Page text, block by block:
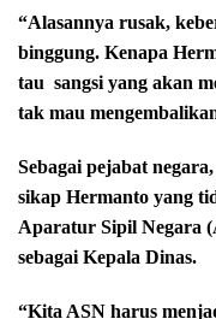
“Alasannya rusak,
binggung. Kenapa
tau sangsi yang akan
tak mau
Sebagai pejabat
sikap Hermanto yang
Aparatur Sipil Negara
sebagai Kepala Dinas.
“Kita ASN harus